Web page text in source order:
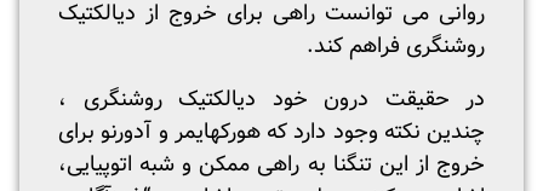
روانی می توانست راهی برای خروج از دیالکتیک
روشنگری فراهم کند.
در حقیقت درون خود دیالکتیک روشنگری­ ،
چندین نکته وجود دارد که هورکهایمر و آدورنو برای
خروج از این تنگنا به راهی ممکن و شبه اتوپیایی،